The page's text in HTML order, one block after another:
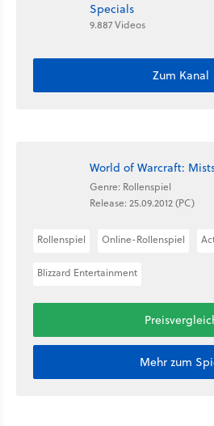
Specials
9.887 Videos
Zum Kanal
World of Warcraft:
Genre: Rollenspiel
Release: 25.09.2012 (PC)
Rollenspiel Online-Rollenspiel
Blizzard Entertainment
Mehr zum